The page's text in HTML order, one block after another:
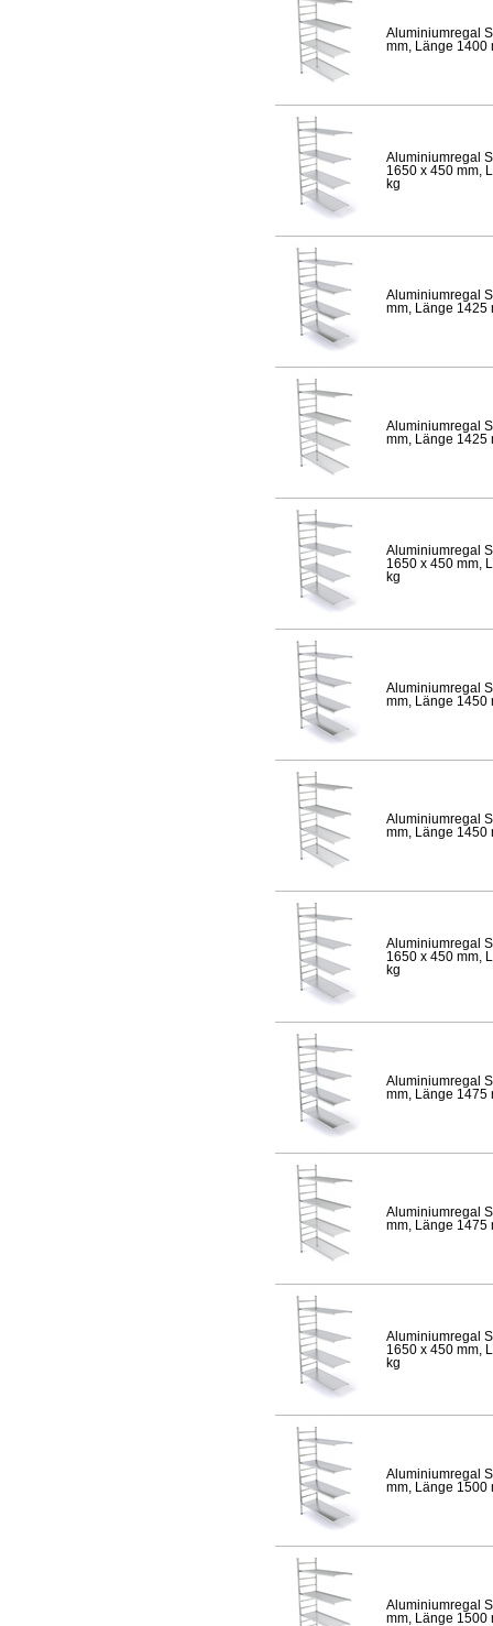
Aluminiumregal
mm, Länge 1400
Aluminiumregal
1650 x 450 mm,
kg
Aluminiumregal
mm, Länge 1425
Aluminiumregal
mm, Länge 1425
Aluminiumregal
1650 x 450 mm,
kg
Aluminiumregal
mm, Länge 1450
Aluminiumregal
mm, Länge 1450
Aluminiumregal
1650 x 450 mm,
kg
Aluminiumregal
mm, Länge 1475
Aluminiumregal
mm, Länge 1475
Aluminiumregal
1650 x 450 mm,
kg
Aluminiumregal
mm, Länge 1500
Aluminiumregal
mm, Länge 1500